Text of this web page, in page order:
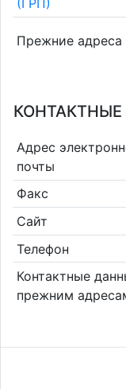
(ГРП)
Прежние адреса
Адрес
почты
Факс
Сайт
Телефон
Контактные
прежним